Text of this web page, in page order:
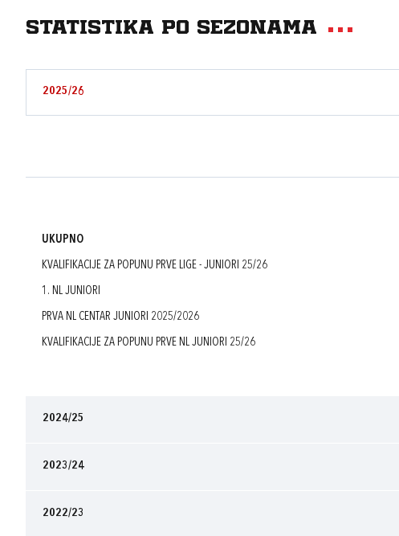
Statistika po sezonama
2025/26
UKUPNO
KVALIFIKACIJE ZA POPUNU PRVE LIGE - JUNIORI 25/26
1. NL JUNIORI
PRVA NL CENTAR JUNIORI 2025/2026
KVALIFIKACIJE ZA POPUNU PRVE NL JUNIORI 25/26
2024/25
2023/24
2022/23